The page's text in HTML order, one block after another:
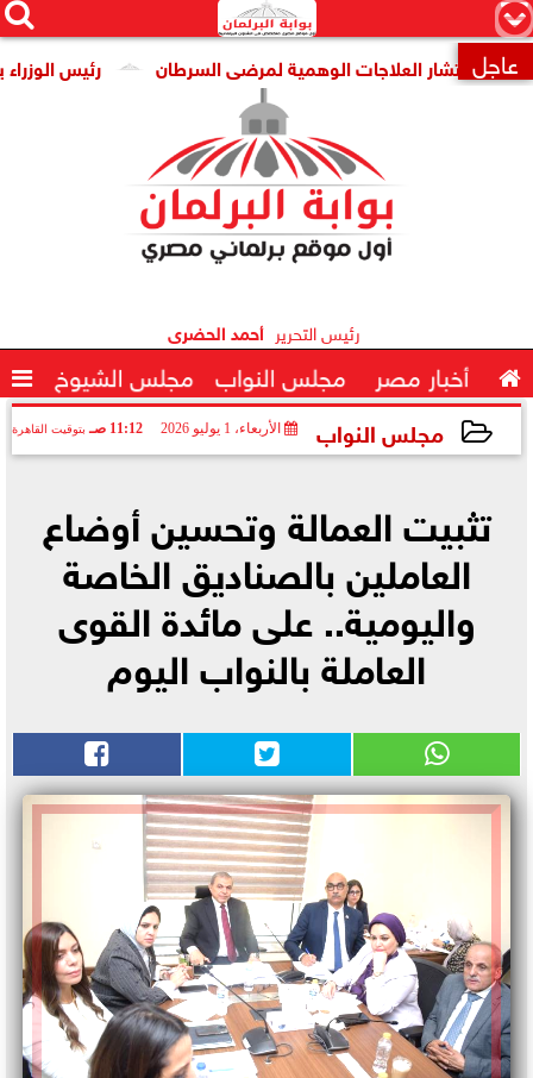
×


 عاجل رئيس الوزراء العلاجات الوهمية لمرضى السرطان
رئيس التحرير أحمد الحضرى
 أخبار مصر مجلس النواب مجلس الشيوخ 
مجلس النواب الأربعاء، 1 يوليو 2026 11:12 صـ بتوقيت القاهرة
تثبيت العمالة وتحسين أوضاع
العاملين بالصناديق الخاصة
واليومية.. على مائدة القوى
العاملة بالنواب اليوم